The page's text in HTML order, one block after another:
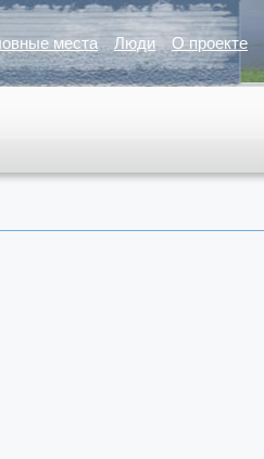
места Люди О проекте